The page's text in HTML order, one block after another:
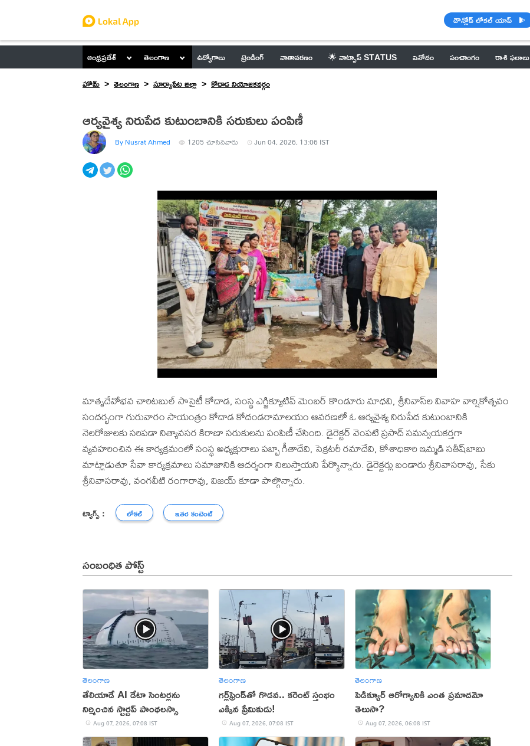
డౌన్లోడ్ లోకల్ యాప్
ఆంధ్రప్రదేశ్ తెలంగాణ ఉద్యోగాలు ట్రెండింగ్ వాతావరణం 🌟 వాట్సాప్ STATUS వినోదం పంచాంగం రాశి ఫలాలు
హోమ్
తెలంగాణ సూర్యాపేట జిల్లా కోదాడ నియోజకవర్గం
ఆర్యవైశ్య నిరుపేద కుటుంబానికి సరుకులు పంపిణీ
By Nusrat Ahmed 1205 చూసినవారు Jun 04, 2026, 13:06 IST
మాతృదేవోభవ చారిటబుల్ సొసైటీ కోదాడ, సంస్థ ఎగ్జిక్యూటివ్ మెంబర్ కొండూరు మాధవి, శ్రీనివాస్‌ల వివాహ వార్షికోత్సవం
సందర్భంగా గురువారం సాయంత్రం కోదాడ కోదండరామాలయం ఆవరణలో ఓ ఆర్యవైశ్య నిరుపేద కుటుంబానికి
నెలరోజులకు సరిపడా నిత్యావసర కిరాణా సరుకులను పంపిణీ చేసింది. డైరెక్టర్ వెంపటి ప్రసాద్ సమన్వయకర్తగా
వ్యవహరించిన ఈ కార్యక్రమంలో సంస్థ అధ్యక్షురాలు పబ్బా గీతాదేవి, సెక్రటరీ రమాదేవి, కోశాధికారి ఇమ్మడి సతీష్‌బాబు
మాట్లాడుతూ సేవా కార్యక్రమాలు సమాజానికి ఆదర్శంగా నిలుస్తాయని పేర్కొన్నారు. డైరెక్టర్లు బండారు శ్రీనివాసరావు, సేకు
శ్రీనివాసరావు, వంగవీటి రంగారావు, విజయ్ కూడా పాల్గొన్నారు.
ట్యాగ్స్ : లోకల్ ఇతర కంటెంట్
సంబంధిత పోస్ట్
తెలంగాణ
తేలియాడే AI డేటా సెంటర్లను
నిర్మించిన స్టార్టప్ పాంథలస్సా
Aug 07, 2026, 07:08 IST
తెలంగాణ
గర్ల్‌ఫ్రెండ్‌తో గొడవ.. కరెంట్ స్తంభం
ఎక్కిన ప్రేమికుడు!
Aug 07, 2026, 07:08 IST
తెలంగాణ
పెడిక్యూర్ ఆరోగ్యానికి ఎంత ప్రమాదమో
తెలుసా?
Aug 07, 2026, 06:08 IST